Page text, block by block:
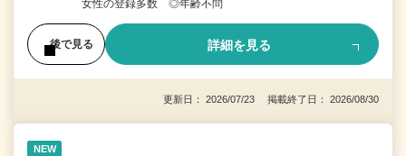
女性の登録多数 ◎年齢不問
後で見る 詳細を見る
更新日： 2026/07/23 掲載終了日： 2026/08/30
NEW